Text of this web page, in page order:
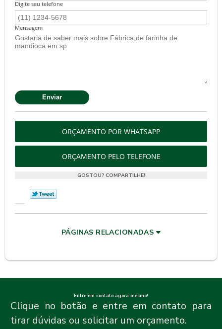
Digite seu telefone
Mensagem
ORÇAMENTO POR WHATSAPP
ORÇAMENTO PELO TELEFONE
GOSTOU? COMPARTILHE!
PÁGINAS RELACIONADAS
Entre em contato agora mesmo!
Clique no botão e entre em contato para
tirar dúvidas ou solicitar um orçamento.